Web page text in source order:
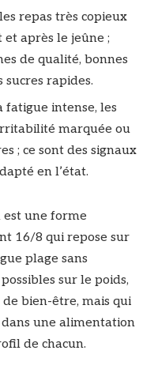
repas très copieux
après le jeûne ;
de qualité, bonnes
rapides.
fatigue intense, les
marquée ou
; ce sont des signaux
en l’état.
est une forme
16/8 qui repose sur
plage sans
sur le poids,
bien-être, mais qui
une alimentation
de chacun.